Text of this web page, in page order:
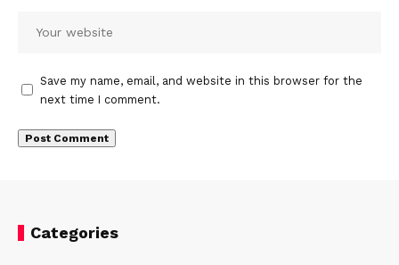
Save my name, email, and website in this browser for the
next time I comment.
Categories